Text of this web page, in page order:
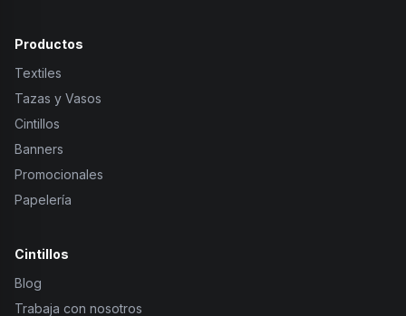
Productos
Textiles
Tazas y Vasos
Cintillos
Banners
Promocionales
Papelería
Cintillos
Blog
Trabaja con nosotros